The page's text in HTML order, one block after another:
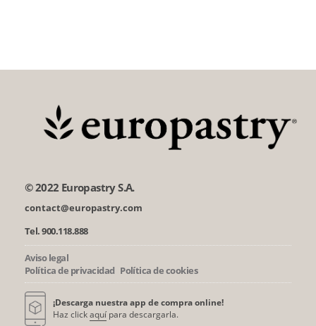
© 2022 Europastry S.A.
contact@europastry.com
Tel. 900.118.888
Aviso legal
Política de privacidad Política de cookies
¡Descarga nuestra app de compra online!
Haz clickaquí para descargarla.